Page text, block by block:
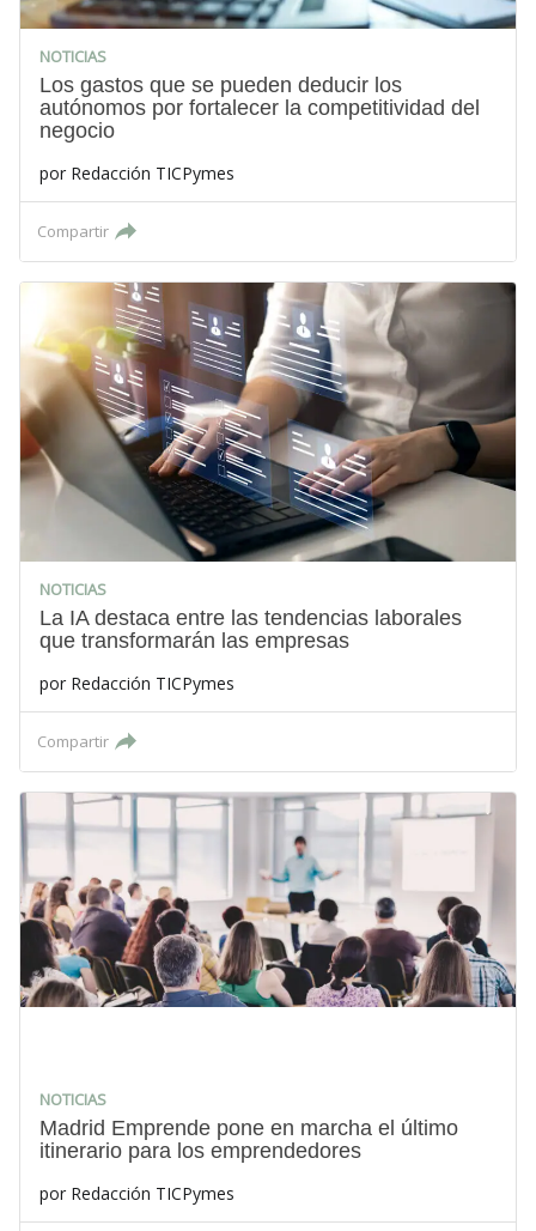
NOTICIAS
Los gastos que se pueden deducir los
autónomos por fortalecer la competitividad del
negocio
por Redacción TICPymes
Compartir
NOTICIAS
La IA destaca entre las tendencias laborales
que transformarán las empresas
por Redacción TICPymes
Compartir
NOTICIAS
Madrid Emprende pone en marcha el último
itinerario para los emprendedores
por Redacción TICPymes